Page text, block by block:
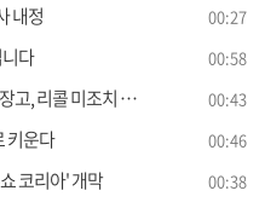
내정 00:27
다 00:58
라면 즉시 사용 중단해야! 00:43
키운다 00:46
코리아' 개막 00:38